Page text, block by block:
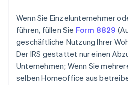
Wenn Sie Einzelunternehmer
führen, füllen Sie Form 8829
geschäftliche Nutzung Ihrer
Der IRS gestattet nur einen
Unternehmen; Wenn Sie
selben Homeoffice aus